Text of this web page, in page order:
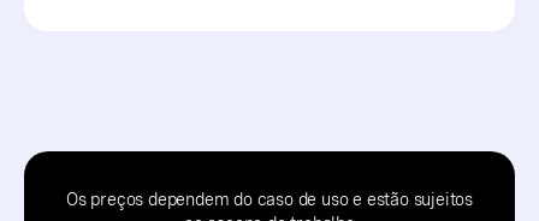
Os preços dependem do caso de uso e estão sujeitos